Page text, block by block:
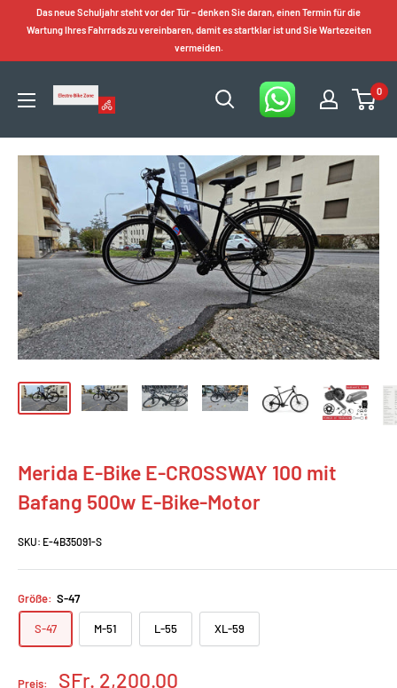
Inhalt
Das neue Schuljahr steht vor der Tür – denken Sie daran, einen Termin für die
Wartung Ihres Fahrrads zu vereinbaren, damit es startklar ist und Sie Wartezeiten
vermeiden.
Electro
Zone
0
Merida E-Bike E-CROSSWAY 100 mit
Bafang 500w E-Bike-Motor
SKU: E-4B35091-S
Größe: S-47
S-47 M-51 L-55 XL-59
Preis:
Prix
SFr. 2,200.00